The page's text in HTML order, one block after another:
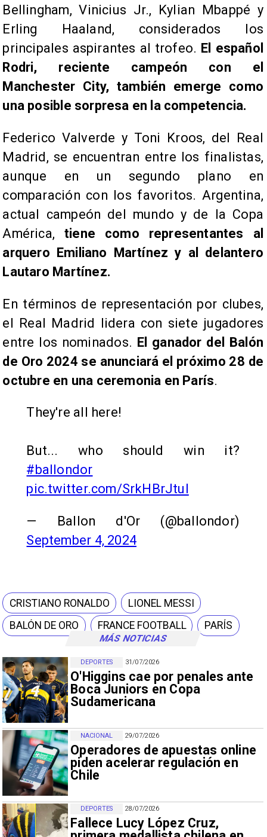
MÁS NOTICIAS
31/07/2026
O'Higgins cae por penales ante
Boca Juniors en Copa
Sudamericana
DEPORTES
29/07/2026
Operadores de apuestas online
piden acelerar regulación en
Chile
NACIONAL
28/07/2026
Fallece Lucy López Cruz,
DEPORTES
Bellingham, Vinicius Jr., Kylian Mbappé y
Erling Haaland, considerados los
principales aspirantes al trofeo. El español
Rodri, reciente campeón con el
Manchester City, también emerge como
una posible sorpresa en la competencia.
Federico Valverde y Toni Kroos, del Real
Madrid, se encuentran entre los finalistas,
aunque en un segundo plano en
comparación con los favoritos. Argentina,
actual campeón del mundo y de la Copa
América,tiene como representantes al
arquero Emiliano Martínez y al delantero
Lautaro Martínez.
En términos de representación por clubes,
el Real Madrid lidera con siete jugadores
entre los nominados. El ganador del Balón
de Oro 2024 se anunciará el próximo 28 de
octubre en una ceremonia en París.
They're all here!
But... who should win it?
#ballondor
pic.twitter.com/SrkHBrJtuI
— Ballon d'Or (@ballondor)
September 4, 2024
CRISTIANO RONALDO
LIONEL MESSI
BALÓN DE ORO
FRANCE FOOTBALL PARÍS